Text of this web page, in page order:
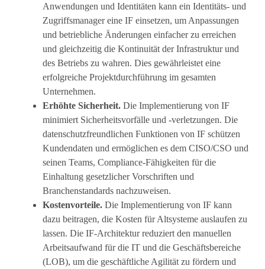
Anwendungen und Identitäten kann ein Identitäts- und
Zugriffsmanager eine IF einsetzen, um Anpassungen
und betriebliche Änderungen einfacher zu erreichen
und gleichzeitig die Kontinuität der Infrastruktur und
des Betriebs zu wahren. Dies gewährleistet eine
erfolgreiche Projektdurchführung im gesamten
Unternehmen.
Erhöhte Sicherheit.Die Implementierung von IF
minimiert Sicherheitsvorfälle und -verletzungen. Die
datenschutzfreundlichen Funktionen von IF schützen
Kundendaten und ermöglichen es dem CISO/CSO und
seinen Teams, Compliance-Fähigkeiten für die
Einhaltung gesetzlicher Vorschriften und
Branchenstandards nachzuweisen.
Kostenvorteile.Die Implementierung von IF kann
dazu beitragen, die Kosten für Altsysteme auslaufen zu
lassen. Die IF-Architektur reduziert den manuellen
Arbeitsaufwand für die IT und die Geschäftsbereiche
(LOB), um die geschäftliche Agilität zu fördern und